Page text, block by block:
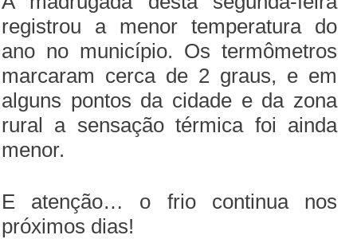
registrou a menor temperatura do
ano no município. Os termômetros
marcaram cerca de 2 graus, e em
alguns pontos da cidade e da zona
rural a sensação térmica foi ainda
menor.
E atenção… o frio continua nos
próximos dias!